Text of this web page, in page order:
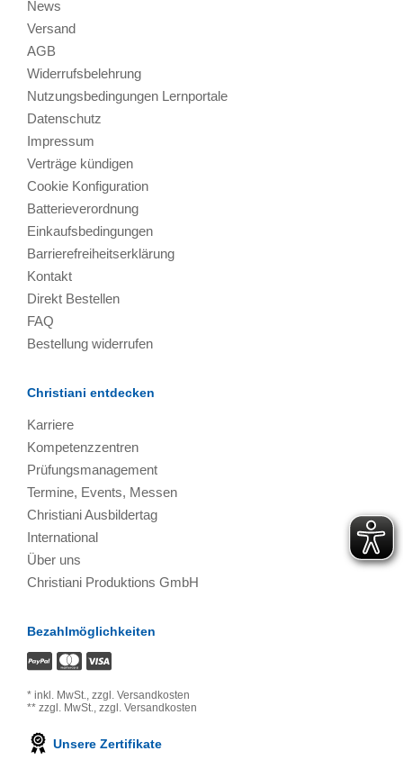
News
Versand
AGB
Widerrufsbelehrung
Nutzungsbedingungen Lernportale
Datenschutz
Impressum
Verträge kündigen
Cookie Konfiguration
Batterieverordnung
Einkaufsbedingungen
Barrierefreiheitserklärung
Kontakt
Direkt Bestellen
FAQ
Bestellung widerrufen
Christiani entdecken
Karriere
Kompetenzzentren
Prüfungsmanagement
Termine, Events, Messen
Christiani Ausbildertag
International
Über uns
Christiani Produktions GmbH
Bezahlmöglichkeiten
* inkl. MwSt., zzgl. Versandkosten
** zzgl. MwSt., zzgl. Versandkosten
Unsere Zertifikate